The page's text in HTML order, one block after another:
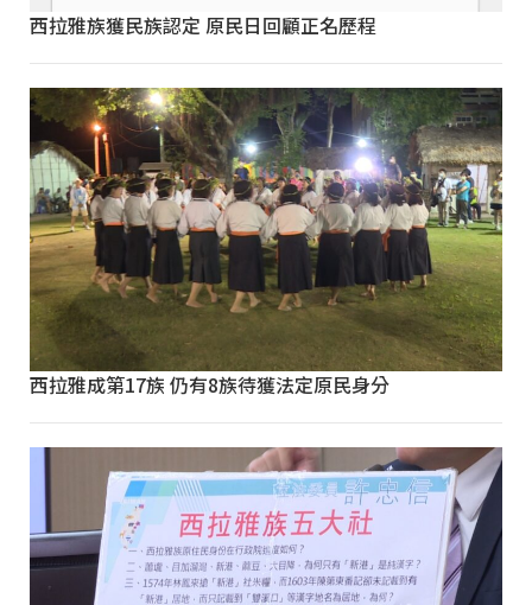
西拉雅族獲民族認定 原民日回顧正名歷程
西拉雅成第17族 仍有8族待獲法定原民身分